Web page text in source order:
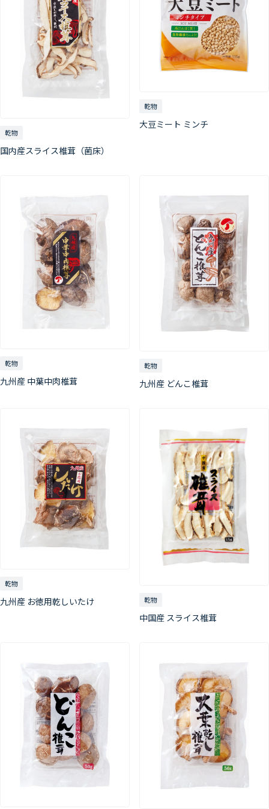
乾物
国内産スライス椎茸（菌床）
乾物
大豆ミート ミンチ
乾物
九州産 中葉中肉椎茸
乾物
九州産 どんこ椎茸
乾物
九州産 お徳用乾しいたけ 乾物
中国産 スライス椎茸